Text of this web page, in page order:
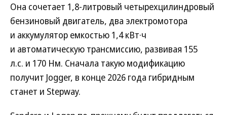
Она сочетает 1,8-литровый четырехцилиндровый
бензиновый двигатель, два электромотора
и аккумулятор емкостью 1,4 кВт·ч
и автоматическую трансмиссию, развивая 155
л.с. и 170 Нм. Сначала такую модификацию
получит Jogger, в конце 2026 года гибридным
станет и Stepway.